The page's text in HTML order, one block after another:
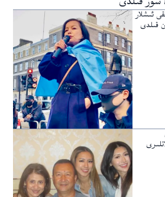
ئىشلار
قىلدى